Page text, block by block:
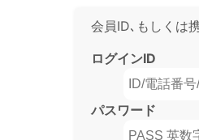
会員ID､もしくは
ログインID
パスワード